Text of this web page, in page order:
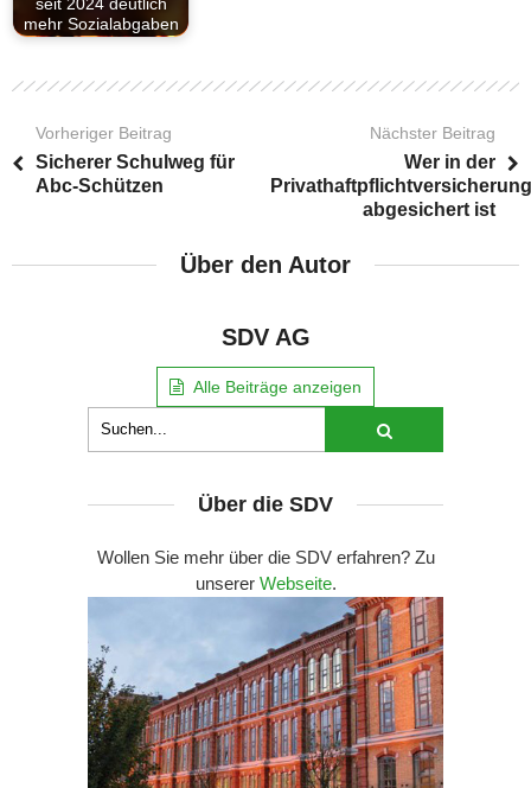
mehr Sozialabgaben
Vorheriger Beitrag
Sicherer Schulweg für
Abc-Schützen
Nächster Beitrag
Wer in der
Privathaftpflichtversicherung
abgesichert ist
Über den Autor
SDV AG
Alle Beiträge anzeigen
Über die SDV
Wollen Sie mehr über die SDV erfahren? Zu
unserer Webseite.